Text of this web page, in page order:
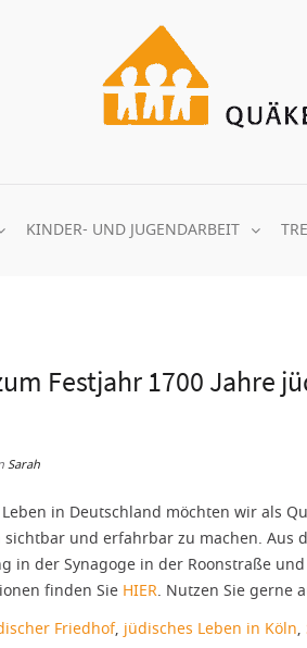
KINDER- UND JUGENDARBEIT
Festjahr 1700 Jahre
Sarah
in Deutschland möchten wir als
und erfahrbar zu machen. Aus
in der Synagoge in der Roonstraße
finden Sie HIER. Nutzen Sie gerne
Friedhof, jüdisches Leben in Köln,